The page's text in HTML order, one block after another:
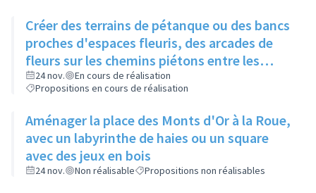
Créer des terrains de pétanque ou des bancs
proches d'espaces fleuris, des arcades de
fleurs sur les chemins piétons entre les
immeubles
24 nov.
En cours de réalisation
Propositions en cours de réalisation
Aménager la place des Monts d'Or à la Roue,
avec un labyrinthe de haies ou un square
avec des jeux en bois
24 nov. Non réalisable Propositions non réalisables